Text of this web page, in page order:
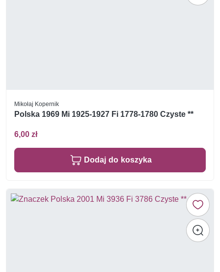
Mikołaj Kopernik
Polska 1969 Mi 1925-1927 Fi 1778-1780 Czyste **
6,00 zł
Dodaj do koszyka